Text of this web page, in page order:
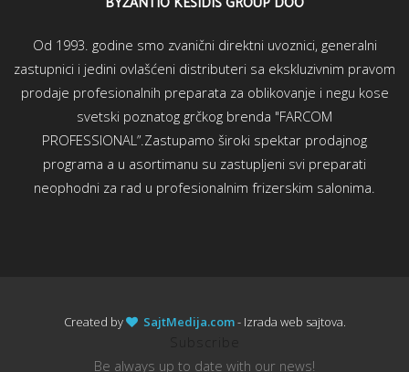
Od 1993. godine smo zvanični direktni uvoznici, generalni
zastupnici i jedini ovlašćeni distributeri sa ekskluzivnim pravom
prodaje profesionalnih preparata za oblikovanje i negu kose
svetski poznatog grčkog brenda "FARCOM
PROFESSIONAL”.Zastupamo široki spektar prodajnog
programa a u asortimanu su zastupljeni svi preparati
neophodni za rad u profesionalnim frizerskim salonima.
Created by SajtMedija.com- Izrada web sajtova.
Be always up to date with our news!